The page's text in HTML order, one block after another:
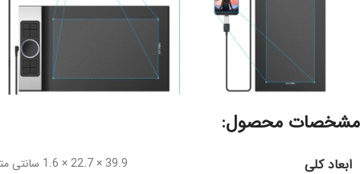
مشخصات محصول:
ابعاد کلی
39.9 × 22.7 × 1.6 سانتی متر